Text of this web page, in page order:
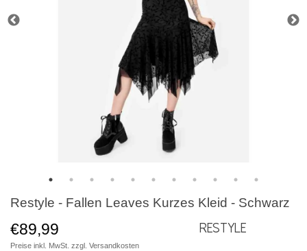
Restyle - Fallen Leaves Kurzes Kleid - Schwarz
€89,99
Preise inkl. MwSt. zzgl. Versandkosten
Restyle